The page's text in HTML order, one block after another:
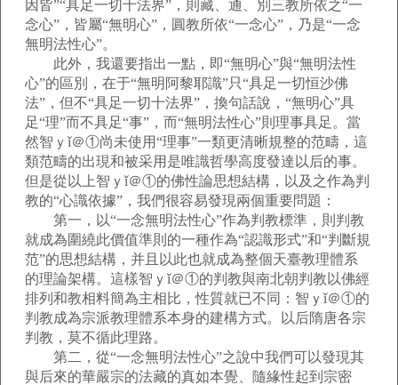
因皆”“具足一切十法界”，則藏、通、別三教所依之“一
念心”，皆屬“無明心”，圓教所依“一念心”，乃是“一念
無明法性心”。
此外，我還要指出一點，即“無明心”與“無明法性
心”的區別，在于“無明阿黎耶識”只“具足一切恒沙佛
法”，但不“具足一切十法界”，換句話說，“無明心”具
足“理”而不具足“事”，而“無明法性心”則理事具足。當
然智ｙǐ＠①尚未使用“理事”一類更清晰規整的范疇，這
類范疇的出現和被采用是唯識哲學高度發達以后的事。
但是從以上智ｙǐ＠①的佛性論思想結構，以及之作為判
教的“心識依據”，我們很容易發現兩個重要問題：
第一，以“一念無明法性心”作為判教標準，則判教
就成為圍繞此價值準則的一種作為“認識形式”和“判斷規
范”的思想結構，并且以此也就成為整個天臺教理體系
的理論架構。這樣智ｙǐ＠①的判教與南北朝判教以佛經
排列和教相料簡為主相比，性質就已不同：智ｙǐ＠①的
判教成為宗派教理體系本身的建構方式。以后隋唐各宗
判教，莫不循此理路。
第二，從“一念無明法性心”之說中我們可以發現其
與后來的華嚴宗的法藏的真如本覺、隨緣性起到宗密